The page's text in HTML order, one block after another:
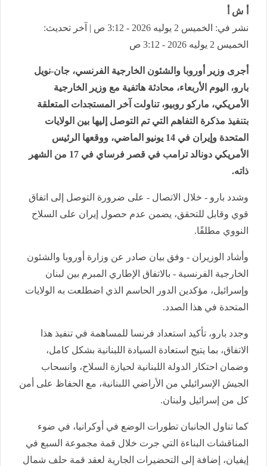
أ ش أ
نشر في: الخميس 2 يوليه 2026 - 3:12 ص | آخر تحديث:
الخميس 2 يوليه 2026 - 3:12 ص
أجرى وزير أوروبا والشئون الخارجية الفرنسي، جان-نويل
بارو، اليوم الأربعاء، محادثة هاتفية مع وزير الخارجية
الأمريكي، ماركو روبيو، تناولت آخر المستجدات المتعلقة
بتنفيذ مذكرة التفاهم التي تم التوصل إليها بين الولايات
المتحدة وإيران في 14 يونيو الماضي، ووقعها الرئيس
الأمريكي دونالد ترامب في قصر فرساي في 17 من الشهر
ذاته.
وشدد بارو - خلال الاتصال - على ضرورة التوصل إلى اتفاق
قوي وقابل للتحقق، يضمن عدم حصول إيران على السلاح
النووي مطلقًا.
وأشاد الوزيران - وفق بيان صادر عن وزارة أوروبا والشئون
الخارجية الفرنسية - بالاتفاق الإطاري المبرم بين لبنان
وإسرائيل، مؤكدين الدور الحاسم الذي اضطلعت به الولايات
المتحدة في هذا الصدد.
وجدد بارو، تأكيد استعداد فرنسا للمساهمة في تنفيذ هذا
الاتفاق، بما يتيح استعادة السيادة اللبنانية بشكل كامل،
وضمان احتكار الدولة اللبنانية لحيازة السلاح، وانسحاب
الجيش الإسرائيلي من الأراضي اللبنانية، مع الحفاظ على أمن
كل من إسرائيل ولبنان.
كما تناول الجانبان تطورات الوضع في أوكرانيا، في ضوء
المناقشات البناءة التي جرت خلال قمة مجموعة السبع في
إيفيان، إضافة إلى التحضيرات الجارية لعقد قمة حلف شمال